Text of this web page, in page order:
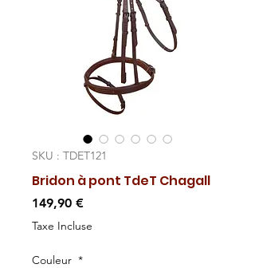
SKU : TDET121
Bridon à pont TdeT Chagall
149,90 €Prix
Taxe Incluse
Couleur *